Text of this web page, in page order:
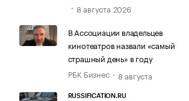
8 августа 2026
В Ассоциации владельцев
кинотеатров назвали «самый
страшный день» в году
РБК Бизнес
8 августа
RUSSIFICATION.RU